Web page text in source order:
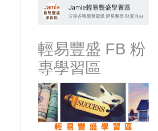
輕易豐盛 FB 粉
專學習區